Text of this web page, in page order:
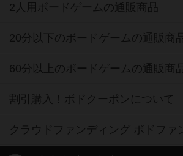
2人用ボードゲームの通販商品
20分以下のボードゲームの通販商
60分以上のボードゲームの通販商
割引購入！ボドクーポンについて
クラウドファンディング ボドファ